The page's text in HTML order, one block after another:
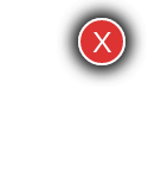
X
X
X